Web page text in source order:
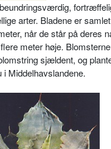
arter. Bladene er
når de står på deres
meter høje.
sjældent, og
Middelhavslan­dene.